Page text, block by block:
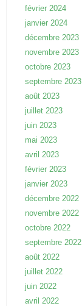
février 2024
janvier 2024
décembre 2023
novembre 2023
octobre 2023
septembre 2023
août 2023
juillet 2023
juin 2023
mai 2023
avril 2023
février 2023
janvier 2023
décembre 2022
novembre 2022
octobre 2022
septembre 2022
août 2022
juillet 2022
juin 2022
avril 2022